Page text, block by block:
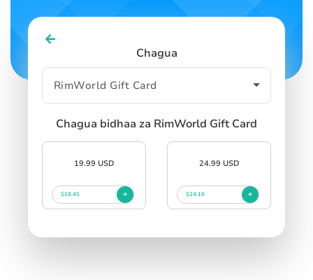
Chagua
Chagua bidhaa za RimWorld Gift Card
19.99 USD
$18.45
24.99 USD
$24.18